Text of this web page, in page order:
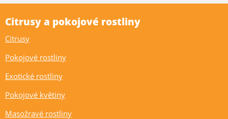
Citrusy a pokojové rostliny
Citrusy
Pokojové rostliny
Exotické rostliny
Pokojové květiny
Masožravé rostliny